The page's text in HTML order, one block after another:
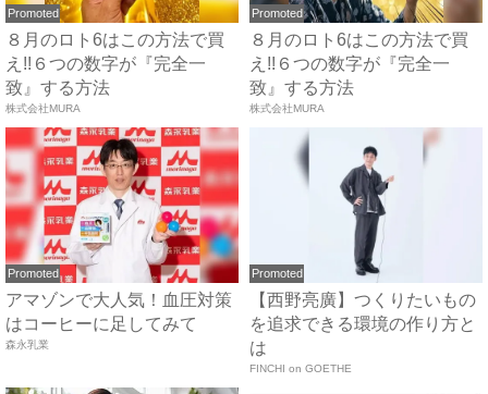
Promoted
８月のロト6はこの方法で買
え!!６つの数字が『完全一
致』する方法
株式会社MURA
Promoted
８月のロト6はこの方法で買
え!!６つの数字が『完全一
致』する方法
株式会社MURA
Promoted
アマゾンで大人気！血圧対策
はコーヒーに足してみて
森永乳業
Promoted
【西野亮廣】つくりたいもの
を追求できる環境の作り方と
は
FINCHI on GOETHE